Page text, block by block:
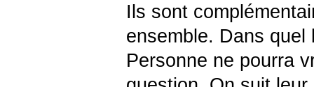
Ils sont
ensemble. Dans
Personne ne pourra